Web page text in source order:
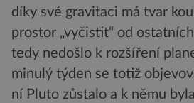
díky své gravitaci má tvar
prostor „vyčistit“ od
tedy nedošlo k rozšíření
minulý týden se totiž
ní Pluto zůstalo a k němu